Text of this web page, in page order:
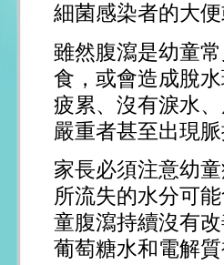
細菌感染者的大
雖然腹瀉是幼童
食，或會造成脫
疲累、沒有淚水
嚴重者甚至出現
家長必須注意幼
所流失的水分可
童腹瀉持續沒有
葡萄糖水和電解